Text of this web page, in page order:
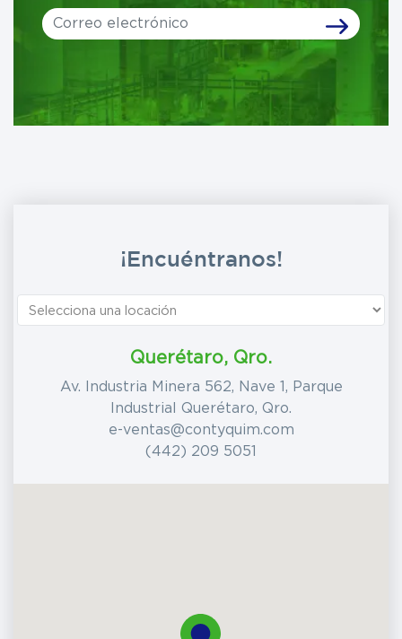
Leave
this
¡Encuéntranos!
Querétaro, Qro.
Av. Industria Minera 562, Nave 1, Parque
Industrial Querétaro, Qro.
e-ventas@contyquim.com
(442) 209 5051